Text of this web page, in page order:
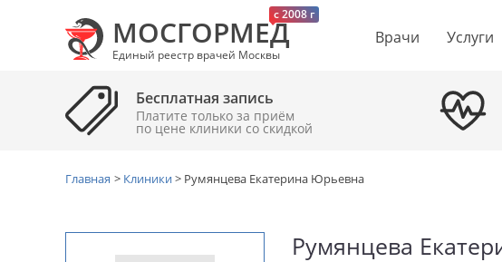
c 2008 г
МОСГОРМЕД
Единый реестр врачей Москвы
Врачи Услуги
Бесплатная запись
Платите только за приём
по цене клиники cо скидкой
Главная > Клиники> Румянцева Екатерина Юрьевна
Румянцева